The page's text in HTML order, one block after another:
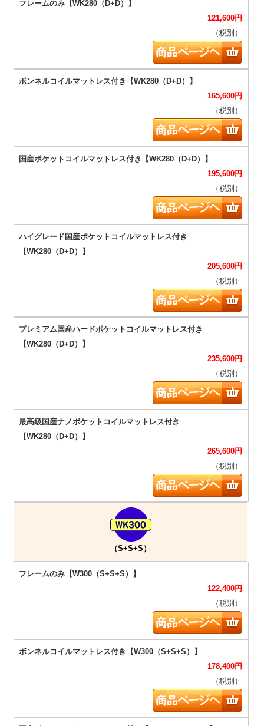
121,600円
（税別）
165,600円
（税別）
195,600円
（税別）
205,600円
（税別）
235,600円
（税別）
265,600円
（税別）
（S+S+S）
122,400円
（税別）
178,400円
（税別）